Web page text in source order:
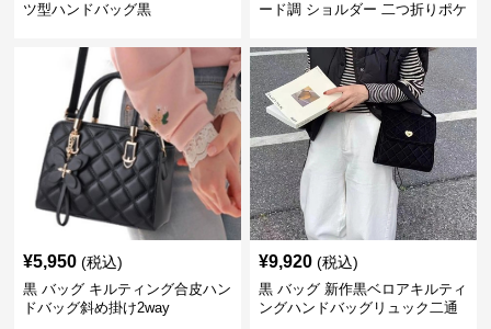
ツ型ハンドバッグ黒
ード調 ショルダー 二つ折りポケ
¥5,950 (税込)
黒 バッグ キルティング合皮ハン
ドバッグ斜め掛け2way
¥9,920 (税込)
黒 バッグ 新作黒ベロアキルティ
ングハンドバッグリュック二通